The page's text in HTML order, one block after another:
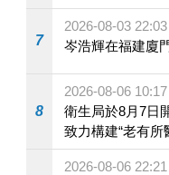
7
2026-08-03 22:03
岑浩輝在福建廈
8
2026-08-06 10:17
衛生局於8月7日
致力構建“老有所
2026-08-06 22:21